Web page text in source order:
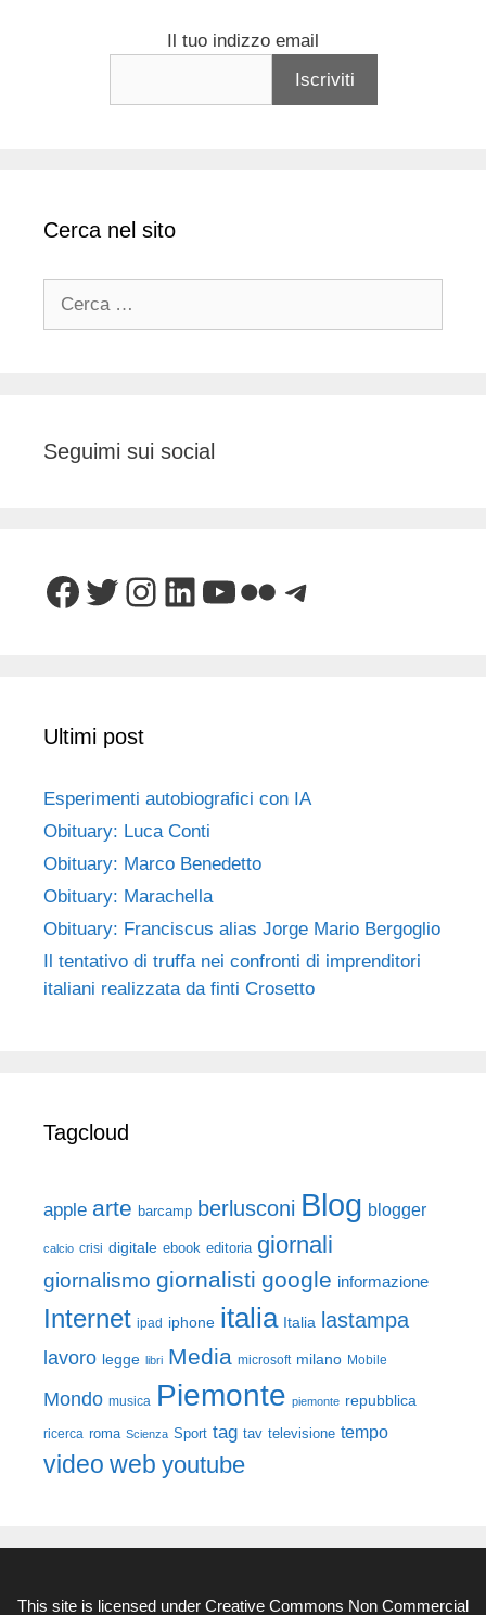
Il tuo indizzo email
Cerca nel sito
Seguimi sui social
Facebook
Twitter
Instagram
LinkedIn
YouTube
FlickrTelegram
Ultimi post
Esperimenti autobiografici con IA
Obituary: Luca Conti
Obituary: Marco Benedetto
Obituary: Marachella
Obituary: Franciscus alias Jorge Mario Bergoglio
Il tentativo di truffa nei confronti di imprenditori
italiani realizzata da finti Crosetto
Tagcloud
apple arte barcamp berlusconi Blog blogger
calcio crisi digitale ebook editoria giornali
giornalismo giornalisti google informazione
Internet ipad iphone italia Italia lastampa
lavoro legge libri Media microsoft milano Mobile
Mondo musica Piemonte piemonte repubblica
ricerca roma Scienza Sport tag tav televisione tempo
video web youtube
This site is licensed under Creative Commons Non Commercial